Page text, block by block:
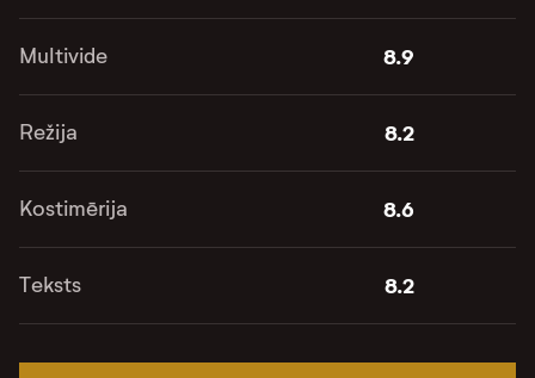
Multivide 8.9
Režija 8.2
Kostimērija 8.6
Teksts 8.2